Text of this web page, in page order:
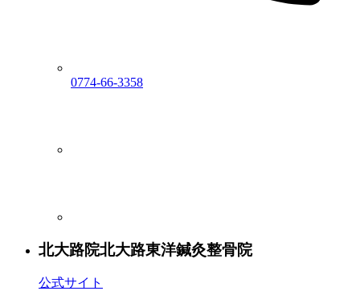
0774-66-3358
北大路院北大路東洋鍼灸整骨院
公式サイト